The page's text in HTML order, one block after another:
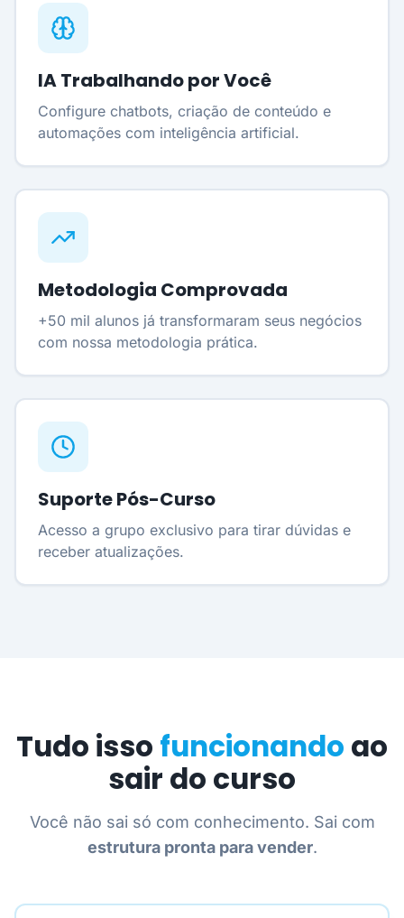
IA Trabalhando por Você
Configure chatbots, criação de conteúdo e
automações com inteligência artificial.
Metodologia Comprovada
+50 mil alunos já transformaram seus negócios
com nossa metodologia prática.
Suporte Pós-Curso
Acesso a grupo exclusivo para tirar dúvidas e
receber atualizações.
Tudo isso funcionando ao
sair do curso
Você não sai só com conhecimento. Sai com
estrutura pronta para vender.